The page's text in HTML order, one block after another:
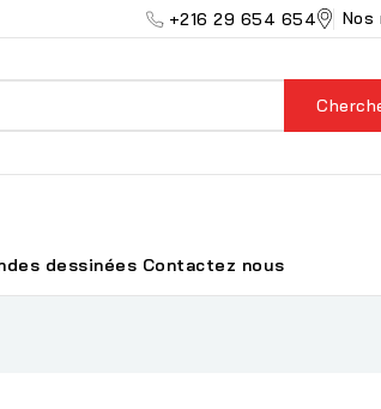
+216 29 654 654 Nos
dessinées Contactez nous